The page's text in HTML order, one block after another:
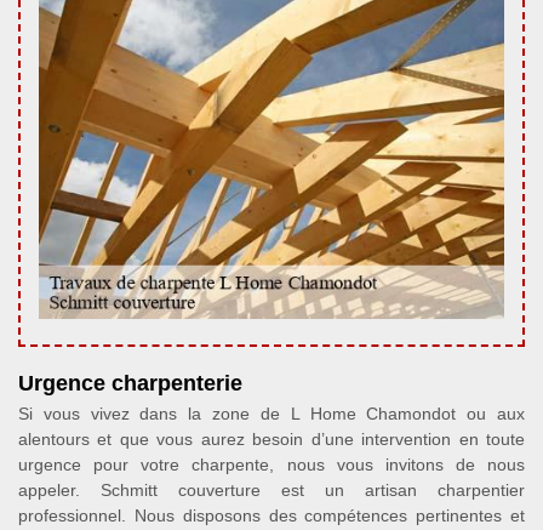
Urgence charpenterie
Si vous vivez dans la zone de L Home Chamondot ou aux
alentours et que vous aurez besoin d’une intervention en toute
urgence pour votre charpente, nous vous invitons de nous
appeler. Schmitt couverture est un artisan charpentier
professionnel. Nous disposons des compétences pertinentes et